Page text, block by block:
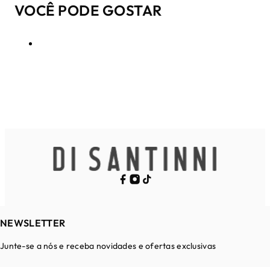
VOCÊ PODE GOSTAR
NEWSLETTER
Junte-se a nós e receba novidades e ofertas exclusivas